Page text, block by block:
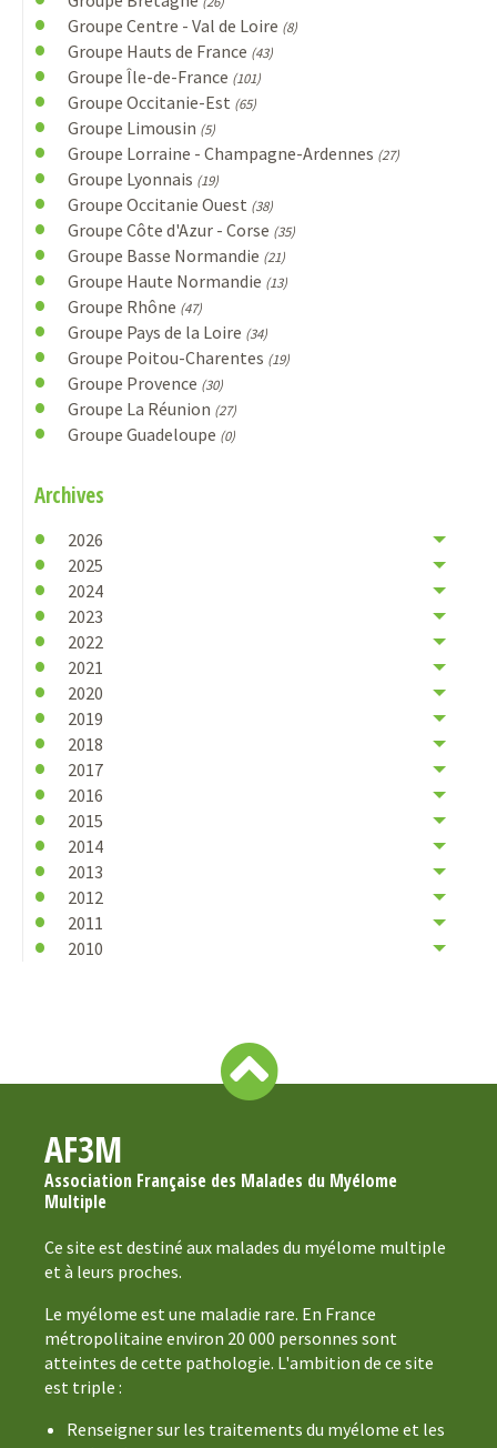
Groupe Centre - Val de Loire (8)
Groupe Hauts de France (43)
Groupe Île-de-France (101)
Groupe Occitanie-Est (65)
Groupe Limousin (5)
Groupe Lorraine - Champagne-Ardennes (27)
Groupe Lyonnais (19)
Groupe Occitanie Ouest (38)
Groupe Côte d'Azur - Corse (35)
Groupe Basse Normandie (21)
Groupe Haute Normandie (13)
Groupe Rhône (47)
Groupe Pays de la Loire (34)
Groupe Poitou-Charentes (19)
Groupe Provence (30)
Groupe La Réunion (27)
Groupe Guadeloupe (0)
Archives
2026
2025
2024
2023
2022
2021
2020
2019
2018
2017
2016
2015
2014
2013
2012
2011
2010
AF3M
Association Française des Malades du Myélome
Multiple
Ce site est destiné aux malades du myélome multiple
et à leurs proches.
Le myélome est une maladie rare. En France
métropolitaine environ 20 000 personnes sont
atteintes de cette pathologie. L'ambition de ce site
est triple :
Renseigner sur les traitements du myélome et les